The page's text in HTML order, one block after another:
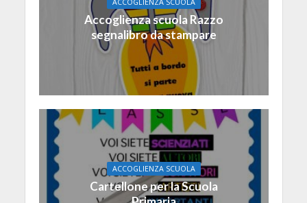
Accoglienza scuola Razzo
segnalibro da stampare
ACCOGLIENZA SCUOLA
Cartellone per la Scuola